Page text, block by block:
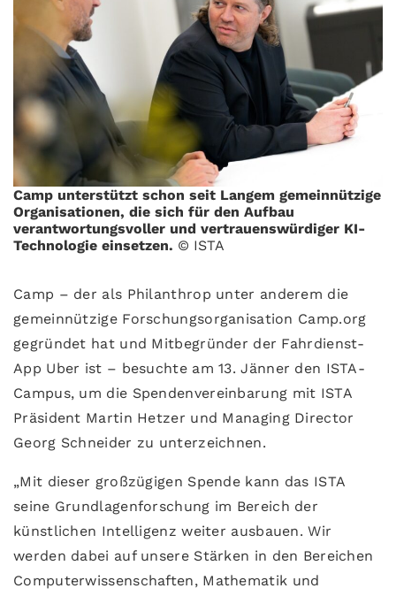
Camp unterstützt schon seit Langem gemeinnützige
Organisationen, die sich für den Aufbau
verantwortungsvoller und vertrauenswürdiger KI-
Technologie einsetzen. © ISTA
Camp – der als Philanthrop unter anderem die
gemeinnützige Forschungsorganisation Camp.org
gegründet hat und Mitbegründer der Fahrdienst-
App Uber ist – besuchte am 13. Jänner den ISTA-
Campus, um die Spendenvereinbarung mit ISTA
Präsident Martin Hetzer und Managing Director
Georg Schneider zu unterzeichnen.
„Mit dieser großzügigen Spende kann das ISTA
seine Grundlagenforschung im Bereich der
künstlichen Intelligenz weiter ausbauen. Wir
werden dabei auf unsere Stärken in den Bereichen
Computerwissenschaften, Mathematik und